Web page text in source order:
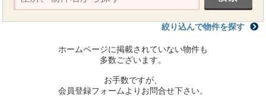
絞り込んで物件を探す
ホームページに掲載されていない物件も
多数ございます。
お手数ですが、
会員登録フォームよりお問合せ下さい。